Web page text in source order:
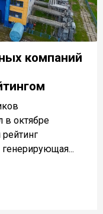
компаний
в октябре
генерирующая...